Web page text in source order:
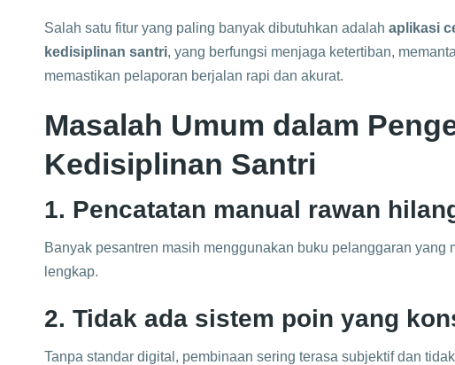
Salah satu fitur yang paling banyak dibutuhkan adalah aplikasi
kedisiplinan santri, yang berfungsi menjaga ketertiban,
memastikan pelaporan berjalan rapi dan akurat.
Masalah Umum dalam
Kedisiplinan Santri
1. Pencatatan manual rawan
Banyak pesantren masih menggunakan buku pelanggaran yang
lengkap.
2. Tidak ada sistem poin yang
Tanpa standar digital, pembinaan sering terasa subjektif dan